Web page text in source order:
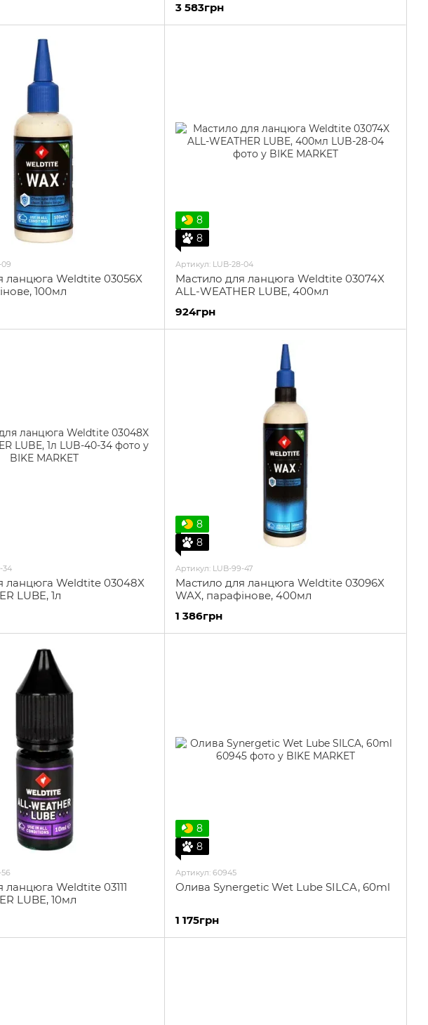
3 583грн
ланцюга Weldtite 03056X
100мл
8
8
Артикул: LUB-28-04
Мастило для ланцюга Weldtite 03074X
ALL-WEATHER LUBE, 400мл
924грн
34
ланцюга Weldtite 03048X
LUBE, 1л
8
8
Артикул: LUB-99-47
Мастило для ланцюга Weldtite 03096X
WAX, парафінове, 400мл
1 386грн
ланцюга Weldtite 03111
LUBE, 10мл
8
8
Артикул: 60945
Олива Synergetic Wet Lube SILCA, 60ml
1 175грн